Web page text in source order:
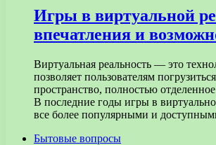
Игры в виртуальной
впечатления и
Виртуальная реальность — это
позволяет пользователям
пространство, полностью
В последние годы игры в
все более популярными и
Бытовые вопросы